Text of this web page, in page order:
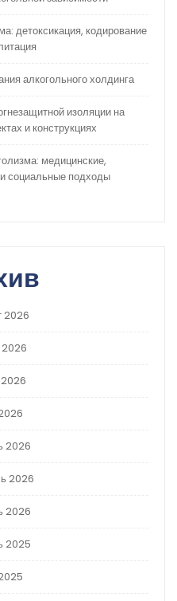
детоксикация, кодирование
алкогольного холдинга
изоляции на
и конструкциях
медицинские,
социальные подходы
2026
2026
2026
2026
2025